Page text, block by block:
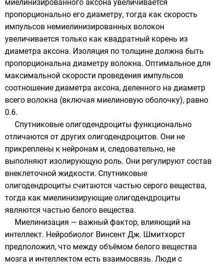
миелинизированного аксона увеличивается
пропорционально его диаметру, тогда как скорость
импульсов немиелинизированных волокон
увеличивается только как квадратный корень из
диаметра аксона. Изоляция по толщине должна быть
пропорциональна диаметру волокна. Оптимальное для
максимальной скорости проведения импульсов
соотношение диаметра аксона, деленного на диаметр
всего волокна (включая миелиновую оболочку), равно
0.6.
Cпутниковые олигодендроциты функционально
отличаются от других олигодендроцитов. Они не
прикреплены к нейронам и, следовательно, не
выполняют изолирующую роль. Они регулируют состав
внеклеточной жидкости. Спутниковые
олигодендроциты считаются частью серого вещества,
тогда как миелинизирующие олигодендроциты
являются частью белого вещества.
Миелинизация — важный фактор, влияющий на
интеллект. Нейробиолог Винсент Дж. Шмитхорст
предположил, что между объёмом белого вещества
мозга и интеллектом есть взаимосвязь. Люди с